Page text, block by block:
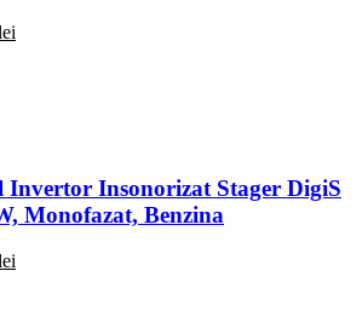
Invertor Insonorizat Stager DigiS
Monofazat, Benzina